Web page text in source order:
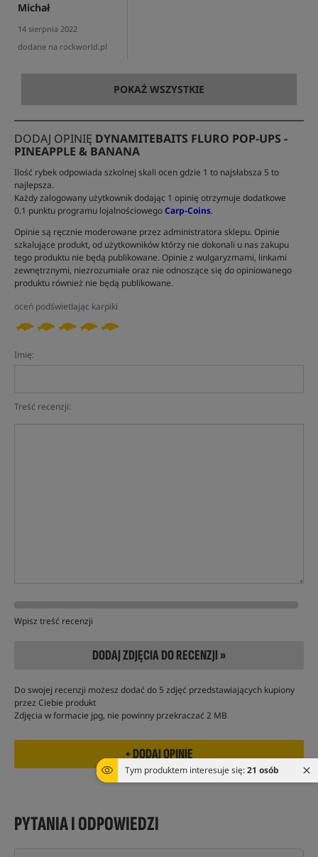
Tym produktem interesuje się:21 osób
Michał
14 sierpnia 2022
dodane na rockworld.pl
POKAŻ WSZYSTKIE
DODAJ OPINIĘ DYNAMITEBAITS FLURO POP-UPS -
PINEAPPLE & BANANA
Ilość rybek odpowiada szkolnej skali ocen gdzie 1 to najsłabsza 5 to
najlepsza.
Każdy zalogowany użytkownik dodając 1 opinię otrzymuje dodatkowe
0.1 punktu programu lojalnościowegoCarp-Coins.
Opinie są ręcznie moderowane przez administratora sklepu. Opinie
szkalujące produkt, od użytkowników którzy nie dokonali u nas zakupu
tego produktu nie będą publikowane. Opinie z wulgaryzmami, linkami
zewnętrznymi, niezrozumiałe oraz nie odnoszące się do opiniowanego
produktu również nie będą publikowane.
oceń podświetlając karpiki
Imię:
Treść recenzji:
Wpisz treść recenzji
DODAJ ZDJĘCIA DO RECENZJI »
Do swojej recenzji możesz dodać do 5 zdjęć przedstawiających kupiony
przez Ciebie produkt
Zdjęcia w formacie jpg, nie powinny przekraczać 2 MB
PYTANIA I ODPOWIEDZI